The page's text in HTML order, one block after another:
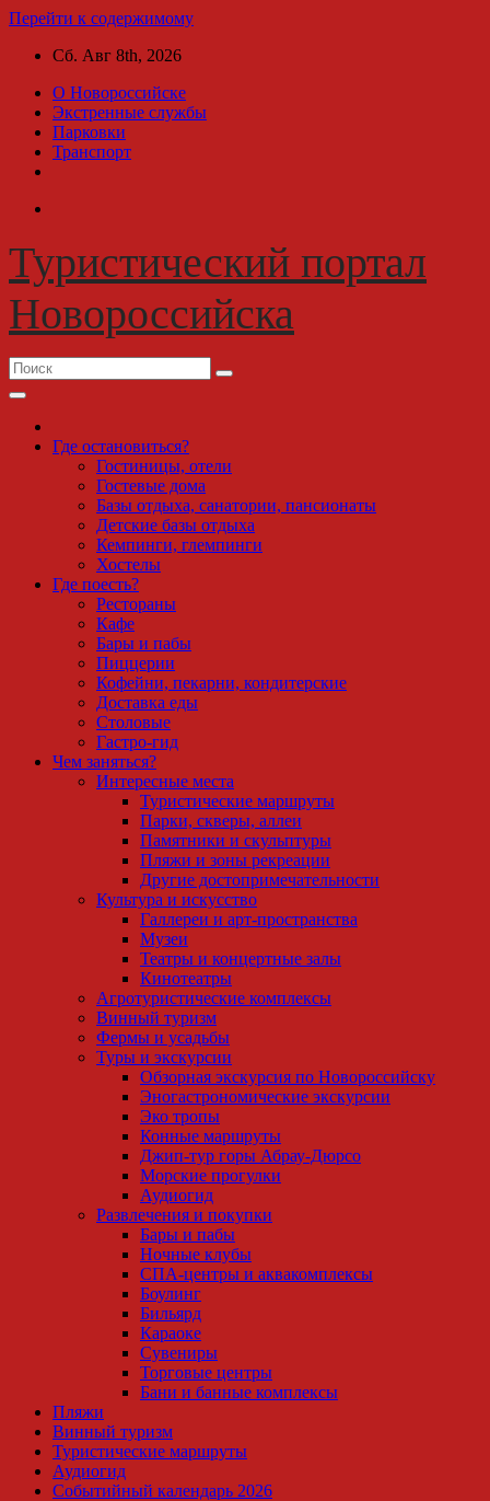
Перейти к содержимому
Сб. Авг 8th, 2026
О Новороссийске
Экстренные службы
Парковки
Транспорт
Туристический портал
Новороссийска
Где остановиться?
Гостиницы, отели
Гостевые дома
Базы отдыха, санатории, пансионаты
Детские базы отдыха
Кемпинги, глемпинги
Хостелы
Где поесть?
Рестораны
Кафе
Бары и пабы
Пиццерии
Кофейни, пекарни, кондитерские
Доставка еды
Столовые
Гастро-гид
Чем заняться?
Интересные места
Туристические маршруты
Парки, скверы, аллеи
Памятники и скульптуры
Пляжи и зоны рекреации
Другие достопримечательности
Культура и искусство
Галлереи и арт-пространства
Музеи
Театры и концертные залы
Кинотеатры
Агротуристические комплексы
Винный туризм
Фермы и усадьбы
Туры и экскурсии
Обзорная экскурсия по Новороссийску
Эногастрономические экскурсии
Эко тропы
Конные маршруты
Джип-тур горы Абрау-Дюрсо
Морские прогулки
Аудиогид
Развлечения и покупки
Бары и пабы
Ночные клубы
СПА-центры и аквакомплексы
Боулинг
Бильярд
Караоке
Сувениры
Торговые центры
Бани и банные комплексы
Пляжи
Винный туризм
Туристические маршруты
Аудиогид
Событийный календарь 2026